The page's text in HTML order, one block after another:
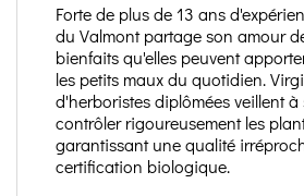
Forte de plus de 13 ans
du Valmont partage son amour
bienfaits qu'elles peuvent
les petits maux du quotidien.
d'herboristes diplômées veillent
contrôler rigoureusement les
garantissant une qualité
certification biologique.